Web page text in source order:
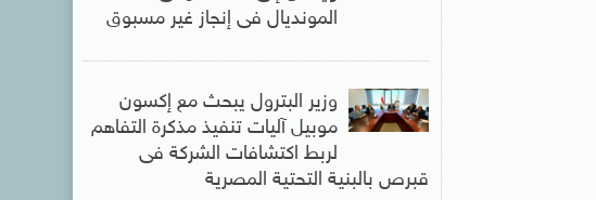
المونديال فى إنجاز غير مسبوق
وزير البترول يبحث مع إكسون
موبيل آليات تنفيذ مذكرة التفاهم
لربط اكتشافات الشركة فى
قبرص بالبنية التحتية المصرية